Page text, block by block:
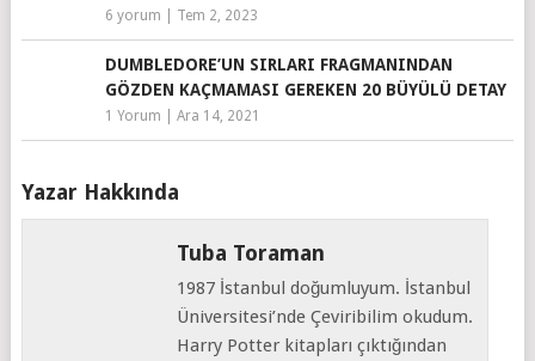
6 yorum Tem 2, 2023
DUMBLEDORE’UN SIRLARI FRAGMANINDAN
GÖZDEN KAÇMAMASI GEREKEN 20 BÜYÜLÜ DETAY
1 Yorum Ara 14, 2021
Yazar Hakkında
Tuba Toraman
1987 İstanbul doğumluyum. İstanbul
Üniversitesi’nde Çeviribilim okudum.
Harry Potter kitapları çıktığından